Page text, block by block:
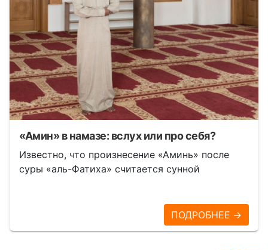
«Амин» в намазе: вслух или про себя?
Известно, что произнесение «Аминь» после
суры «аль-Фатиха» считается сунной
ПОДРОБНЕЕ →